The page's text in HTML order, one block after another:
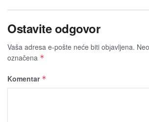
Ostavite odgovor
Vaša adresa e-pošte neće biti obјavljena.
označena *
Komentar *